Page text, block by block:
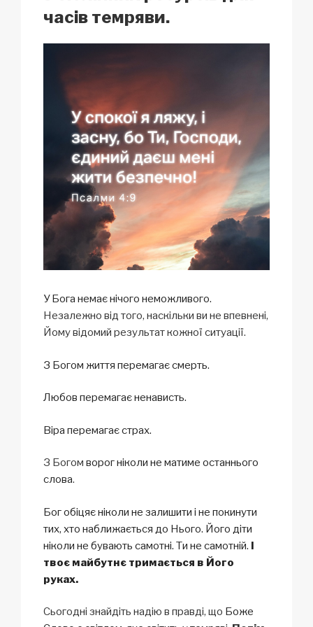
k
часів темряви.
У Бога немає нічого неможливого.
Незалежно від того, наскільки ви не впевнені,
Йому відомий результат кожної ситуації.
З Богом життя перемагає смерть.
Любов перемагає ненависть.
Віра перемагає страх.
З Богом ворог ніколи не матиме останнього
слова.
Бог обіцяє ніколи не залишити і не покинути
тих, хто наближається до Нього. Його діти
ніколи не бувають самотні. Ти не самотній. І
твоє майбутнє тримається в Його
руках.
Сьогодні знайдіть надію в правді, що Боже